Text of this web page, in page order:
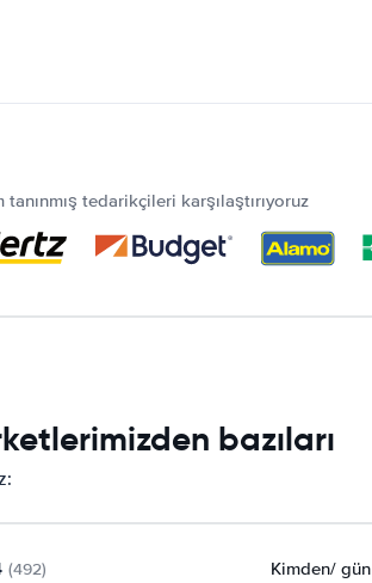
tanınmış tedarikçileri karşılaştırıyoruz
bazıları
(492) Kimden/ gün